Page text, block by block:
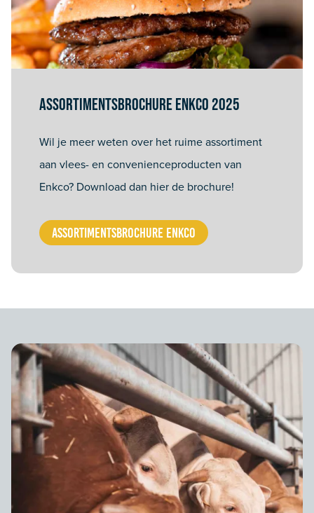
Assortimentsbrochure Enkco 2025
Wil je meer weten over het ruime assortiment
aan vlees- en convenienceproducten van
Enkco? Download dan hier de brochure!
ASSORTIMENTSBROCHURE ENKCO